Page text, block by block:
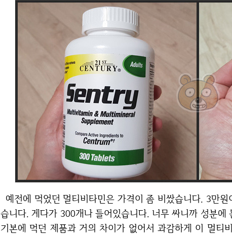
예전에 먹었던 멀티비타민은 가격이 좀 비쌌습니다. 3만원이 넘었는데 이 제품은 가격이 만원 살짝 넘
습니다. 게다가 300개나 들어있습니다. 너무 싸니까 성분에
기본에 먹던 제품과 거의 차이가 없어서 과감하게 이 멀티